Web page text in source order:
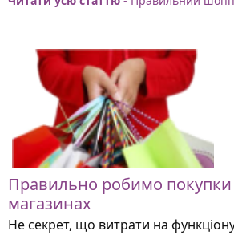
Правильно робимо покупки
магазинах
Не секрет, що витрати на